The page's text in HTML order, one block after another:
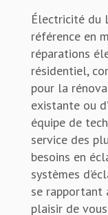
Électricité du
référence en
réparations
résidentiel,
pour la
existante ou
équipe de
service des
besoins en
systèmes
se rapportant
plaisir de